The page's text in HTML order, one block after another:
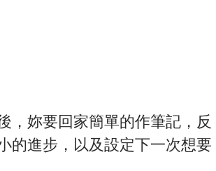
，妳要回家簡單的作筆記，反
的進步，以及設定下一次想要